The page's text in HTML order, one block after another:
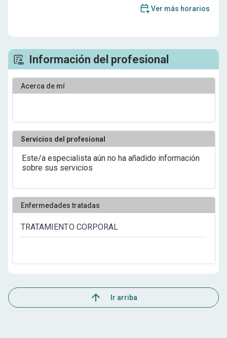
Información del profesional
Acerca de mí
Servicios del profesional
Este/a especialista aún no ha añadido información
sobre sus servicios
Enfermedades tratadas
TRATAMIENTO CORPORAL
Ver más horarios
Ir arriba